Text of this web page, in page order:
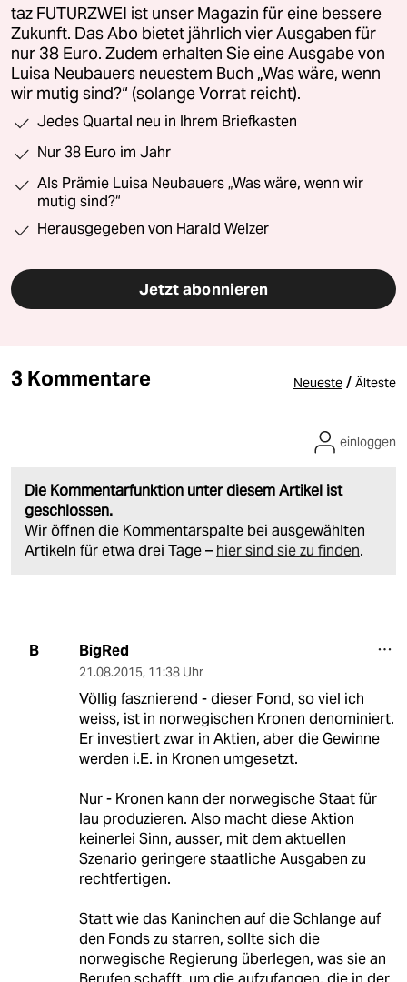
taz FUTURZWEI ist unser Magazin für eine bessere
Zukunft. Das Abo bietet jährlich vier Ausgaben für
nur 38 Euro. Zudem erhalten Sie eine Ausgabe von
Luisa Neubauers neuestem Buch „Was wäre, wenn
wir mutig sind?“ (solange Vorrat reicht).
Jedes Quartal neu in Ihrem Briefkasten
Nur 38 Euro im Jahr
Als Prämie Luisa Neubauers „Was wäre, wenn wir
mutig sind?“
Herausgegeben von Harald Welzer
Jetzt abonnieren
3 Kommentare Neueste / Älteste
Die Kommentarfunktion unter diesem Artikel ist
geschlossen.
Wir öffnen die Kommentarspalte bei ausgewählten
Artikeln für etwa drei Tage – hier sind sie zu finden.
einloggen
B BigRed
21.08.2015, 11:38 Uhr
Völlig fasznierend - dieser Fond, so viel ich
weiss, ist in norwegischen Kronen denominiert.
Er investiert zwar in Aktien, aber die Gewinne
werden i.E. in Kronen umgesetzt.
Nur - Kronen kann der norwegische Staat für
lau produzieren. Also macht diese Aktion
keinerlei Sinn, ausser, mit dem aktuellen
Szenario geringere staatliche Ausgaben zu
rechtfertigen.
Statt wie das Kaninchen auf die Schlange auf
den Fonds zu starren, sollte sich die
norwegische Regierung überlegen, was sie an